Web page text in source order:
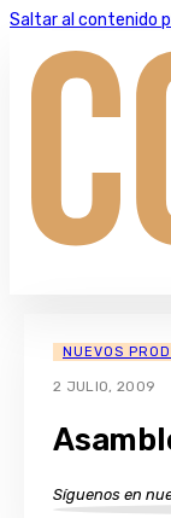
Saltar al contenido
NUEVOS
2 JULIO, 2009
Síguenos en